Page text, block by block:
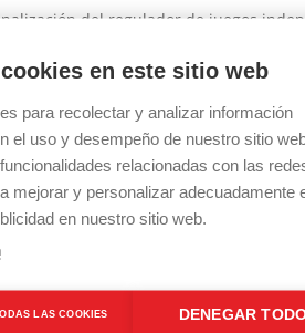
del regulador de juegos
de juego después de una
Aunque no es importante para
Los premios toman la forma de
de más rápido crecimiento.
los casinos modernos
calificadas, muchos jugadores de
tanto, así como de generosos giros
también se tiene en cuenta el
en este sitio web
para recolectar y analizar información
el uso y desempeño de nuestro sitio
relacionadas con las
mejorar y personalizar adecuadamente
en nuestro sitio web.
LAS COOKIES DENEGAR